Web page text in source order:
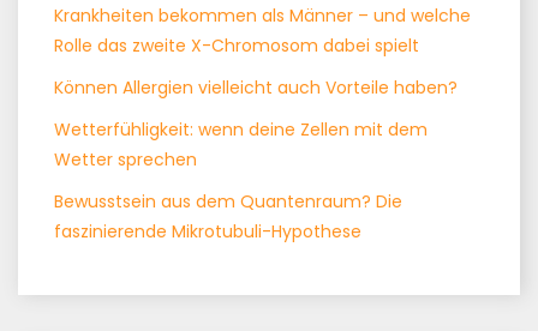
Krankheiten bekommen als Männer – und welche
Rolle das zweite X-Chromosom dabei spielt
Können Allergien vielleicht auch Vorteile haben?
Wetterfühligkeit: wenn deine Zellen mit dem
Wetter sprechen
Bewusstsein aus dem Quantenraum? Die
faszinierende Mikrotubuli-Hypothese